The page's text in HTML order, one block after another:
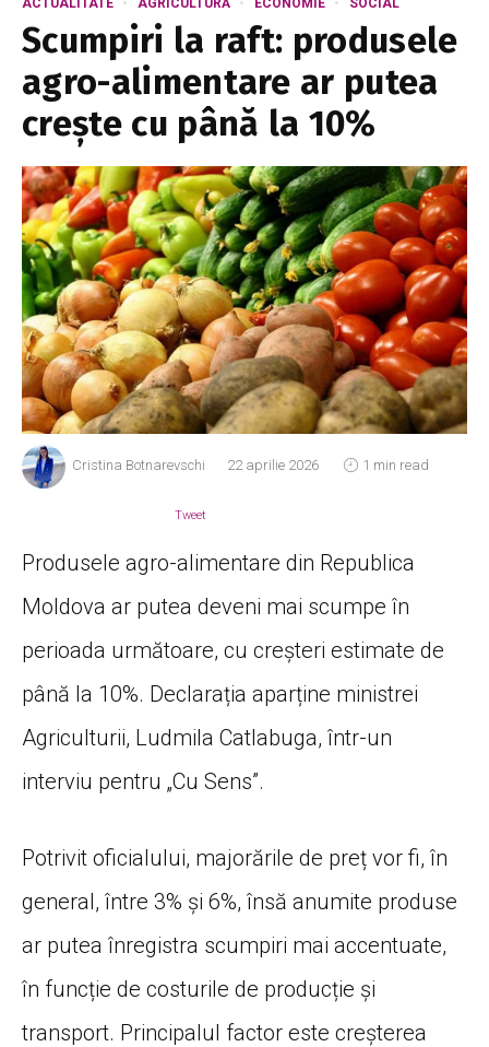
ACTUALITATE AGRICULTURĂ ECONOMIE SOCIAL
Scumpiri la raft: produsele
agro-alimentare ar putea
crește cu până la 10%
Cristina Botnarevschi 22 aprilie 2026 1 min read
Tweet
Produsele agro-alimentare din Republica
Moldova ar putea deveni mai scumpe în
perioada următoare, cu creșteri estimate de
până la 10%. Declarația aparține ministrei
Agriculturii, Ludmila Catlabuga, într-un
interviu pentru „Cu Sens”.
Potrivit oficialului, majorările de preț vor fi, în
general, între 3% și 6%, însă anumite produse
ar putea înregistra scumpiri mai accentuate,
în funcție de costurile de producție și
transport. Principalul factor este creșterea